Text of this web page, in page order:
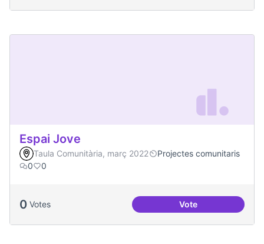
Espai Jove
Taula Comunitària, març 2022
Projectes comunitaris
0
0
0 Votes VoteEspai Jove